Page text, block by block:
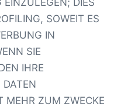
EINZULEGEN; DIES
SOWEIT ES
IN
SIE
IHRE
DATEN
MEHR ZUM ZWECKE